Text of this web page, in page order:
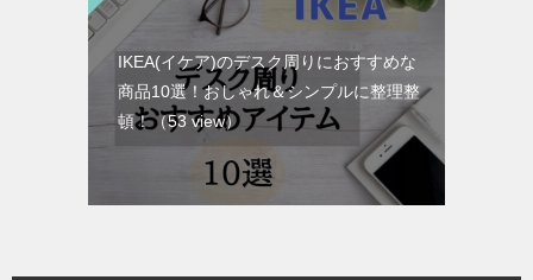
IKEA(イケア)のデスク周りにおすすめな
商品10選！おしゃれ＆シンプルに整理整
頓！（53 view）